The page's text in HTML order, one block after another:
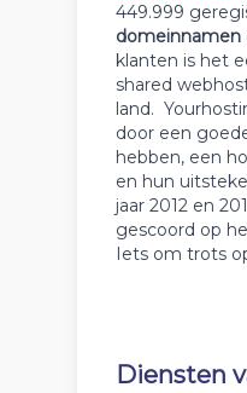
449.999
domeinnamen
klanten is het
shared
land.
door een
hebben, een
en hun
jaar 2012 en
gescoord op
Iets om trots
Diensten